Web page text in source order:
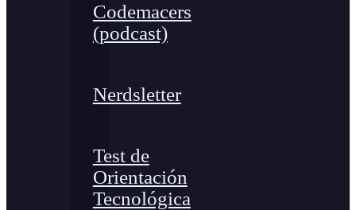
Codemacers
(podcast)
Nerdsletter
Test de
Orientación
Tecnológica